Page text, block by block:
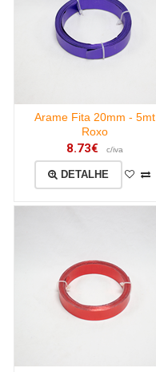
Arame Fita 20mm - 5mt
Roxo
8.73€ c/iva
DETALHE